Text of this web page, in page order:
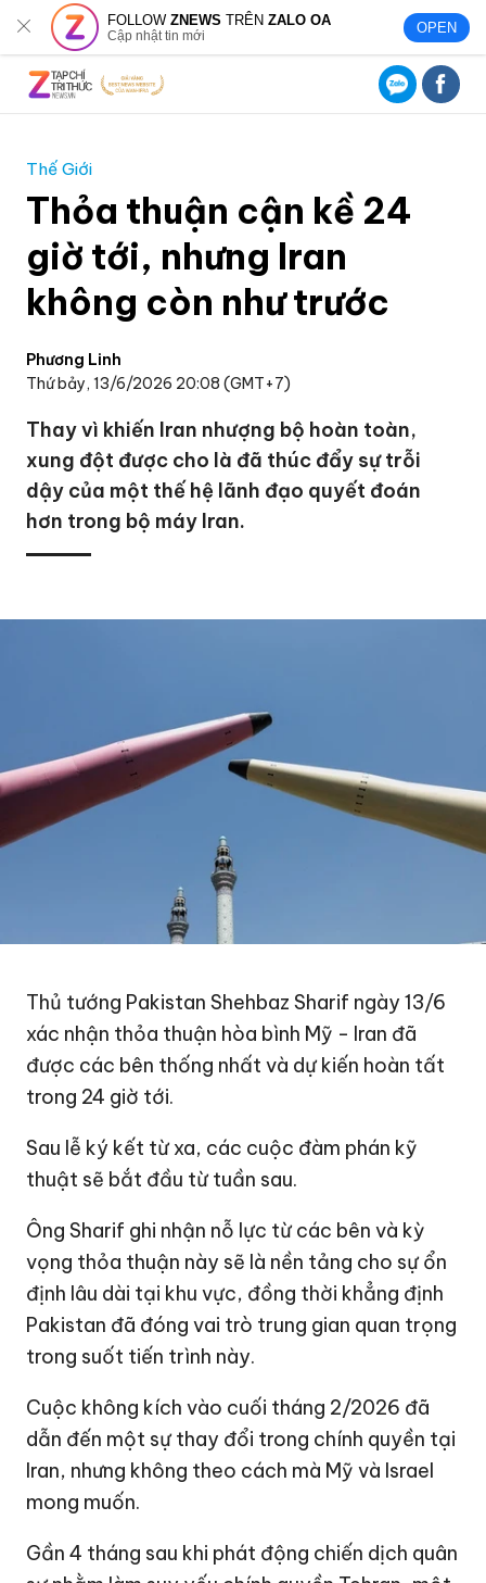
FOLLOWZNEWS TRÊNZALO OA
Cập nhật tin mới OPEN
Thế Giới
Thỏa thuận cận kề 24
giờ tới, nhưng Iran
không còn như trước
Phương Linh
Thứ bảy, 13/6/2026 20:08 (GMT+7)
Thay vì khiến Iran nhượng bộ hoàn toàn,
xung đột được cho là đã thúc đẩy sự trỗi
dậy của một thế hệ lãnh đạo quyết đoán
hơn trong bộ máy Iran.
Thủ tướng Pakistan Shehbaz Sharif ngày 13/6
xác nhận thỏa thuận hòa bình Mỹ - Iran đã
được các bên thống nhất và dự kiến hoàn tất
trong 24 giờ tới.
Sau lễ ký kết từ xa, các cuộc đàm phán kỹ
thuật sẽ bắt đầu từ tuần sau.
Ông Sharif ghi nhận nỗ lực từ các bên và kỳ
vọng thỏa thuận này sẽ là nền tảng cho sự ổn
định lâu dài tại khu vực, đồng thời khẳng định
Pakistan đã đóng vai trò trung gian quan trọng
trong suốt tiến trình này.
Cuộc không kích vào cuối tháng 2/2026 đã
dẫn đến một sự thay đổi trong chính quyền tại
Iran, nhưng không theo cách mà Mỹ và Israel
mong muốn.
Gần 4 tháng sau khi phát động chiến dịch quân